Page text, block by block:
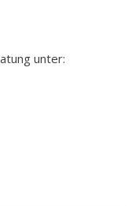
unter: